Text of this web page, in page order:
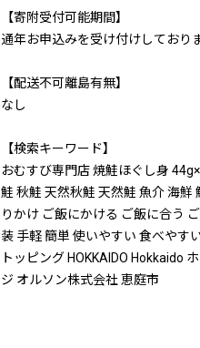
【寄附受付可能期間】
通年お申込みを受け付けしておりま
【配送不可離島有無】
なし
【検索キーワード】
おむすび専門店 焼鮭ほぐし身
鮭 秋鮭 天然秋鮭 天然鮭 魚介 海
りかけ ご飯にかける ご飯に合う
装 手軽 簡単 使いやすい 食べやす
トッピング HOKKAIDO Hokkaido
ジ オルソン株式会社 恵庭市